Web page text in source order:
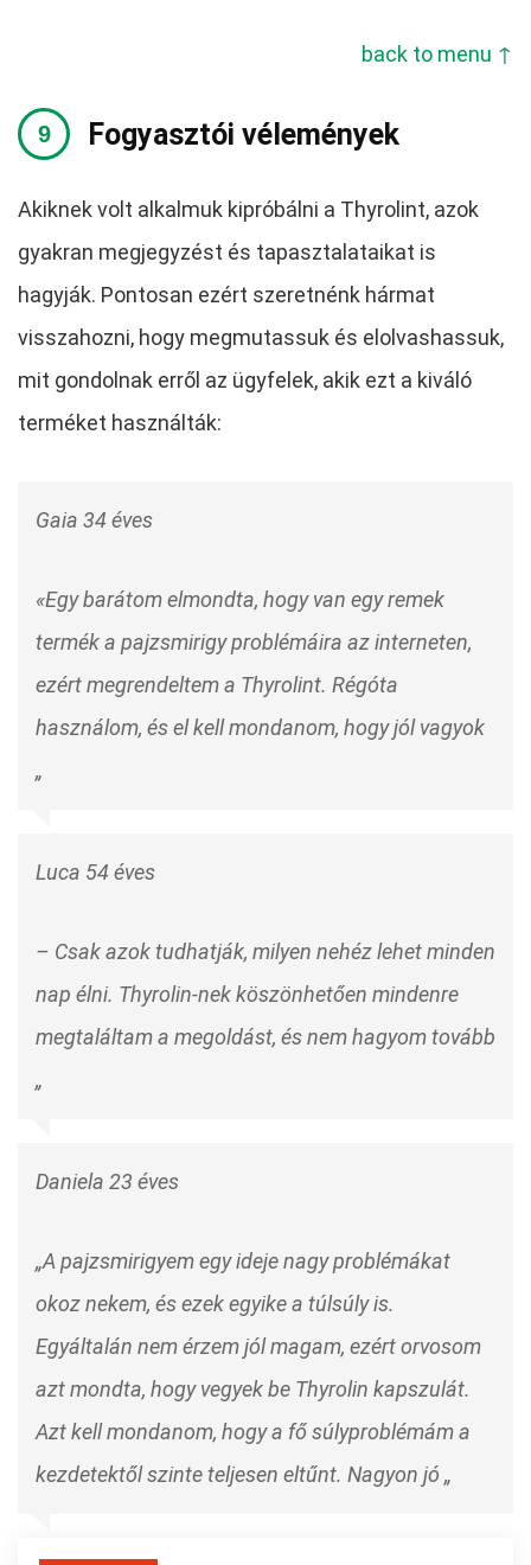
back to menu ↑
Fogyasztói vélemények
Akiknek volt alkalmuk kipróbálni a Thyrolint, azok
gyakran megjegyzést és tapasztalataikat is
hagyják. Pontosan ezért szeretnénk hármat
visszahozni, hogy megmutassuk és elolvashassuk,
mit gondolnak erről az ügyfelek, akik ezt a kiváló
terméket használták:
Gaia 34 éves
«Egy barátom elmondta, hogy van egy remek
termék a pajzsmirigy problémáira az interneten,
ezért megrendeltem a Thyrolint. Régóta
használom, és el kell mondanom, hogy jól vagyok
„
Luca 54 éves
– Csak azok tudhatják, milyen nehéz lehet minden
nap élni. Thyrolin-nek köszönhetően mindenre
megtaláltam a megoldást, és nem hagyom tovább
„
Daniela 23 éves
„A pajzsmirigyem egy ideje nagy problémákat
okoz nekem, és ezek egyike a túlsúly is.
Egyáltalán nem érzem jól magam, ezért orvosom
azt mondta, hogy vegyek be Thyrolin kapszulát.
Azt kell mondanom, hogy a fő súlyproblémám a
kezdetektől szinte teljesen eltűnt. Nagyon jó „